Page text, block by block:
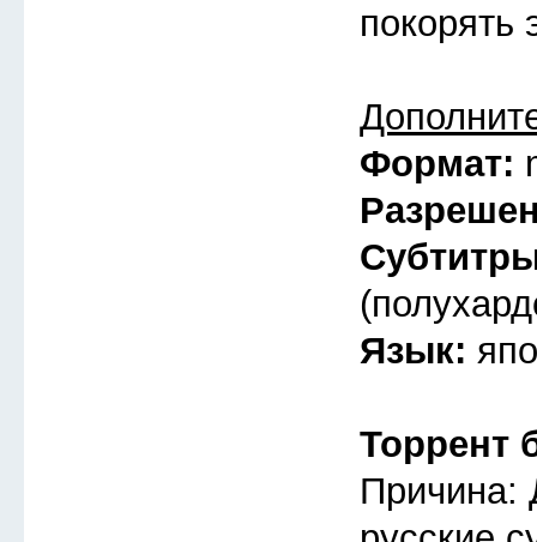
покорять
Формат:
Язык:
Торрент
Причина: